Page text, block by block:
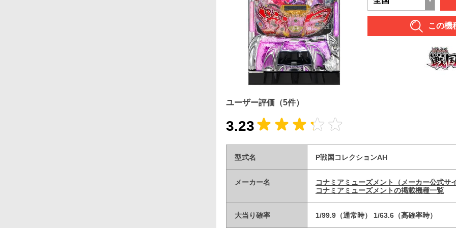
ユーザー評価 （5件）
3.23
この機
型式名 P戦国コレクションAH
メーカー名
コナミアミューズメント（メーカー公式サ
コナミアミューズメントの掲載機種一覧
大当り確率 1/99.9（通常時） 1/63.6（高確率時）